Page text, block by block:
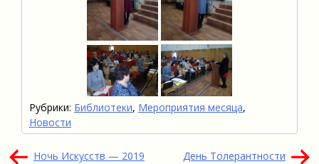
Рубрики: Библиотеки, Мероприятия месяца,
Новости
Навигация
Ночь Искусств — 2019 День Толерантности